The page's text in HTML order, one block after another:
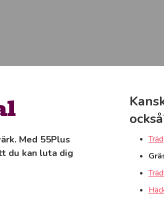
Med 55Plus
du kan luta dig